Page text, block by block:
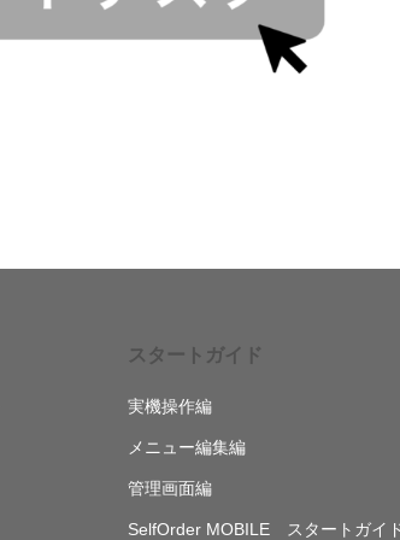
スタートガイド
実機操作編
メニュー編集編
管理画面編
SelfOrder MOBILE スタートガイ